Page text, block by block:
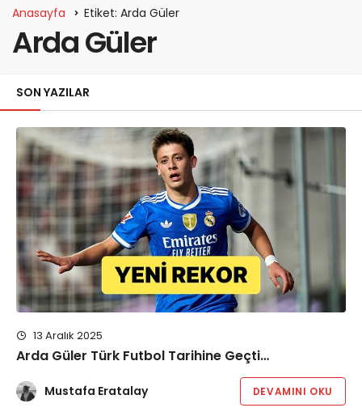
Anasayfa Etiket: Arda Güler
Arda Güler
SON YAZILAR
13 Aralık 2025
Arda Güler Türk Futbol Tarihine Geçti…
Mustafa Eratalay DEVAMINI OKU